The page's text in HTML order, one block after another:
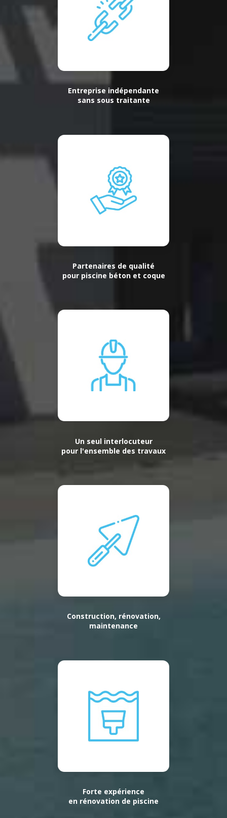
Entreprise indépendante
sans sous traitante
Partenaires de qualité
pour piscine béton et coque
Un seul interlocuteur
pour l'ensemble des travaux
Construction, rénovation,
maintenance
Forte expérience
en rénovation de piscine